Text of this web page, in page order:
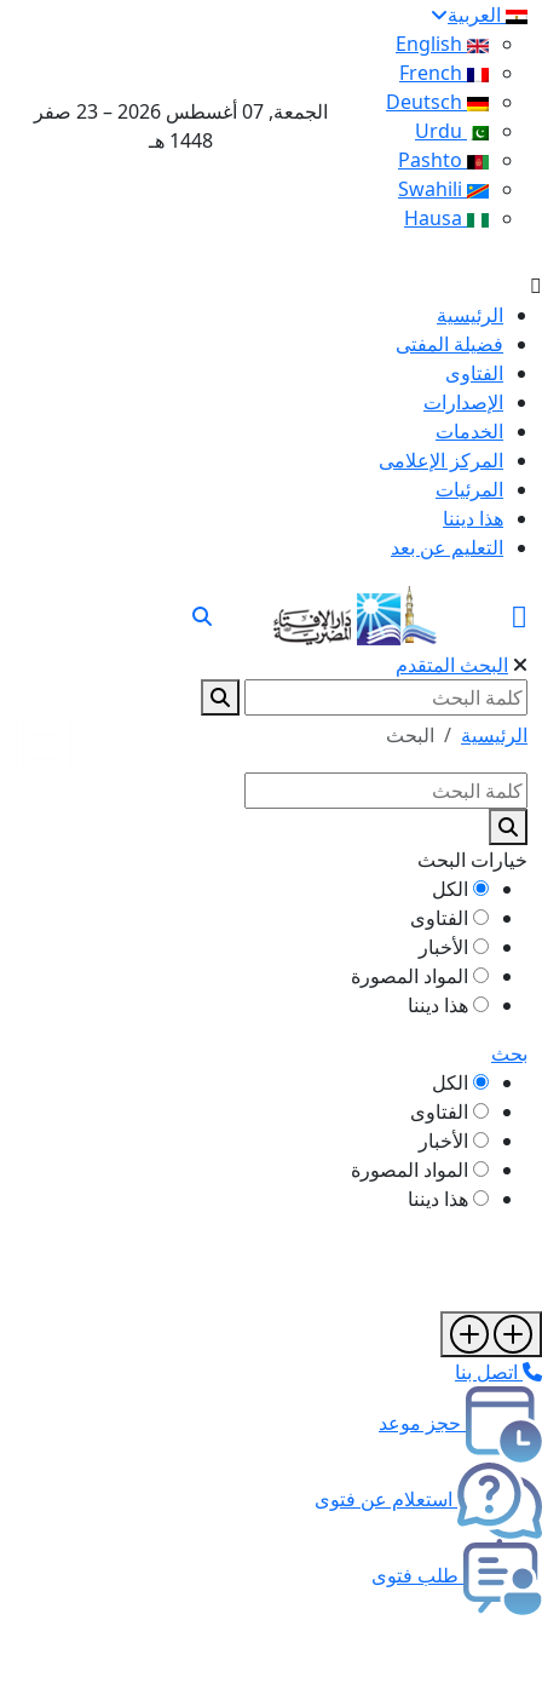
العربية
الجمعة, 07 أغسطس 2026 – 23 صفر
1448 هـ
الرئيسية
فضيلة المفتى
الفتاوى
الإصدارات
الخدمات
المركز الإعلامى
المرئيات
هذا ديننا
التعليم عن بعد
البحث المتقدم
الرئيسية البحث
خيارات البحث
الكل
الفتاوى
الأخبار
المواد المصورة
هذا ديننا
بحث
الكل
الفتاوى
الأخبار
المواد المصورة
هذا ديننا
اتصل بنا
حجز موعد
استعلام عن فتوى
طلب فتوى